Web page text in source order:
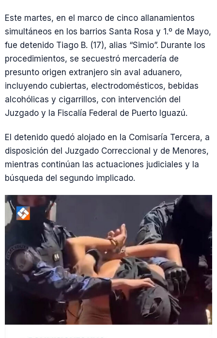
Este martes, en el marco de cinco allanamientos
simultáneos en los barrios Santa Rosa y 1.º de Mayo,
fue detenido Tiago B. (17), alias “Simio”. Durante los
procedimientos, se secuestró mercadería de
presunto origen extranjero sin aval aduanero,
incluyendo cubiertas, electrodomésticos, bebidas
alcohólicas y cigarrillos, con intervención del
Juzgado y la Fiscalía Federal de Puerto Iguazú.
El detenido quedó alojado en la Comisaría Tercera, a
disposición del Juzgado Correccional y de Menores,
mientras continúan las actuaciones judiciales y la
búsqueda del segundo implicado.